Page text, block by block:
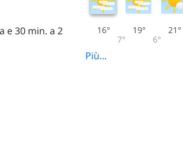
e 30 min. a 2
16°
7°
19°
6°
21°
Più...